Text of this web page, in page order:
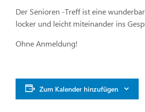
Der Senioren -Treff ist eine
locker und leicht miteinander ins
Ohne Anmeldung!
Zum Kalender hinzufügen